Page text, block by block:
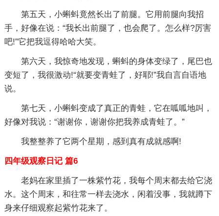
第五天，小蝌蚪竟然长出了前腿。它用前腿向我招
手，好像在说：“我长出前腿了，也会爬了。怎么样?厉害
吧!”它把我逗得哈哈大笑。
第六天，我惊奇地发现，蝌蚪的身体变绿了，尾巴也
变短了，我很激动!“就要变青蛙了，好耶!”我自言自语地
说。
第七天，小蝌蚪变成了真正的青蛙，它在呱呱地叫，
好像对我说：“谢谢你，谢谢你把我养成青蛙了。”
我整整养了它两个星期，感到真有成就感啊!
四年级观察日记 篇6
老妈在家里插了一株紫竹花，我每个周末都去给它浇
水。这个周末，和往常一样去浇水，闲着没事，我就蹲下
身来仔细观察起紫竹花来了。